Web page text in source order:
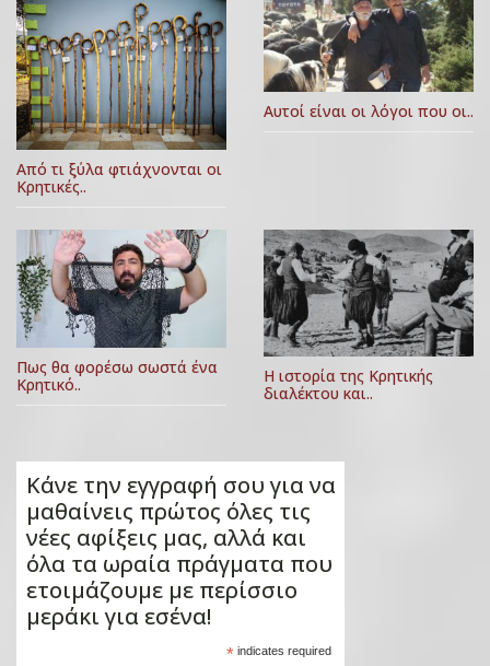
Από τι ξύλα φτιάχνονται οι
Κρητικές..
Αυτοί είναι οι λόγοι που οι..
Πως θα φορέσω σωστά ένα
Κρητικό..
Η ιστορία της Κρητικής
διαλέκτου και..
Κάνε την εγγραφή σου για να
μαθαίνεις πρώτος όλες τις
νέες αφίξεις μας, αλλά και
όλα τα ωραία πράγματα που
ετοιμάζουμε με περίσσιο
μεράκι για εσένα!
* indicates required